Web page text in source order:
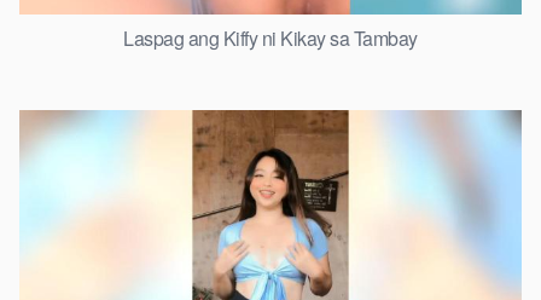
Laspag ang Kiffy ni Kikay sa Tambay